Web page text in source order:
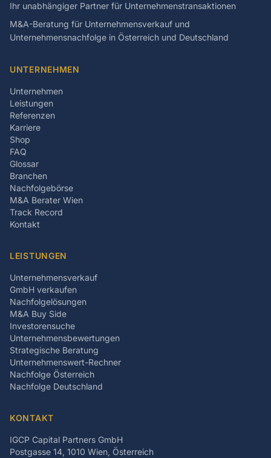
Ihr unabhängiger Partner für Unternehmenstransaktionen
M&A-Beratung für Unternehmensverkauf und
Unternehmensnachfolge in Österreich und Deutschland
UNTERNEHMEN
Unternehmen
Leistungen
Referenzen
Karriere
Shop
FAQ
Glossar
Branchen
Nachfolgebörse
M&A Berater Wien
Track Record
Kontakt
LEISTUNGEN
Unternehmensverkauf
GmbH verkaufen
Nachfolgelösungen
M&A Buy Side
Investorensuche
Unternehmensbewertungen
Strategische Beratung
Unternehmenswert-Rechner
Nachfolge Österreich
Nachfolge Deutschland
KONTAKT
IGCP Capital Partners GmbH
Postgasse 14, 1010 Wien, Österreich